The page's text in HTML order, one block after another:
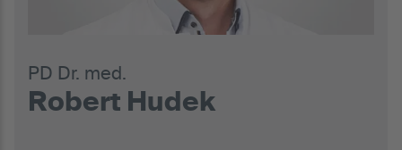
PD Dr. med.
Robert Hudek